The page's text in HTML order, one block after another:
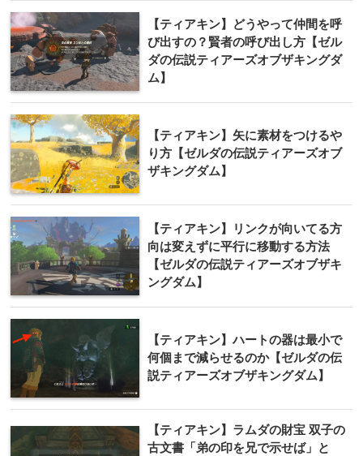
【ティアキン】どうやって仲間を呼
び出すの？賢者の呼び出し方【ゼル
ダの伝説ティアーズオブザキングダ
ム】
【ティアキン】矢に素材をつけるや
り方【ゼルダの伝説ティアーズオブ
ザキングダム】
【ティアキン】リンクが向いてる方
向は変えずに平行に移動する方法
【ゼルダの伝説ティアーズオブザキ
ングダム】
【ティアキン】ハートの器は最小で
何個まで減らせるのか【ゼルダの伝
説ティアーズオブザキングダム】
【ティアキン】ラムダの財宝 双子の
古文書「弟の印を兄で示せば」と